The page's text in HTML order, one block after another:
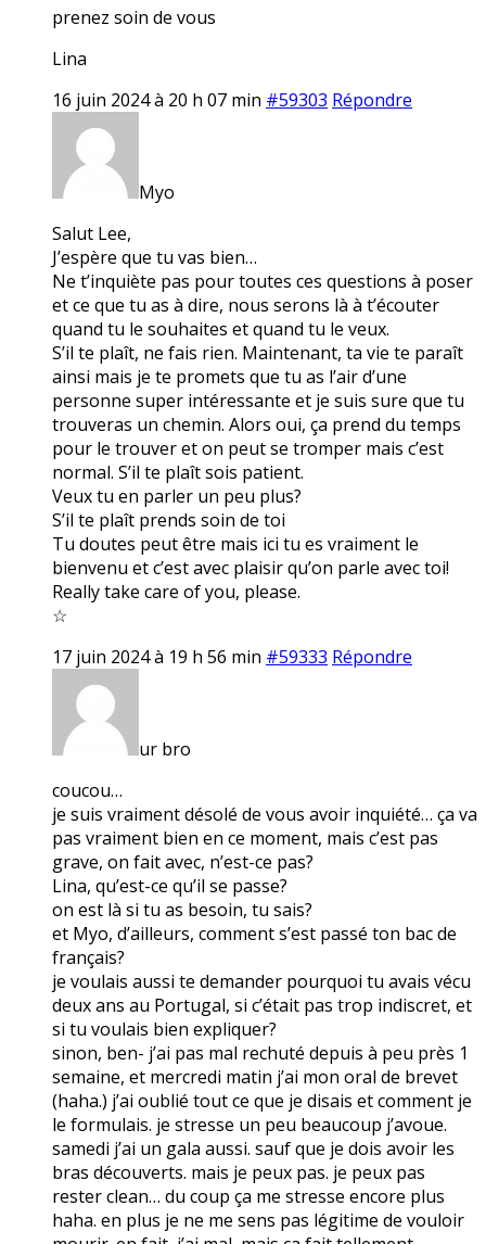
prenez soin de vous
Lina
16 juin 2024 à 20 h 07 min #59303 Répondre
Myo
Salut Lee,
J’espère que tu vas bien…
Ne t’inquiète pas pour toutes ces questions à poser
et ce que tu as à dire, nous serons là à t’écouter
quand tu le souhaites et quand tu le veux.
S’il te plaît, ne fais rien. Maintenant, ta vie te paraît
ainsi mais je te promets que tu as l’air d’une
personne super intéressante et je suis sure que tu
trouveras un chemin. Alors oui, ça prend du temps
pour le trouver et on peut se tromper mais c’est
normal. S’il te plaît sois patient.
Veux tu en parler un peu plus?
S’il te plaît prends soin de toi
Tu doutes peut être mais ici tu es vraiment le
bienvenu et c’est avec plaisir qu’on parle avec toi!
Really take care of you, please.
☆
17 juin 2024 à 19 h 56 min #59333 Répondre
ur bro
coucou…
je suis vraiment désolé de vous avoir inquiété… ça va
pas vraiment bien en ce moment, mais c’est pas
grave, on fait avec, n’est-ce pas?
Lina, qu’est-ce qu’il se passe?
on est là si tu as besoin, tu sais?
et Myo, d’ailleurs, comment s’est passé ton bac de
français?
je voulais aussi te demander pourquoi tu avais vécu
deux ans au Portugal, si c’était pas trop indiscret, et
si tu voulais bien expliquer?
sinon, ben- j’ai pas mal rechuté depuis à peu près 1
semaine, et mercredi matin j’ai mon oral de brevet
(haha.) j’ai oublié tout ce que je disais et comment je
le formulais. je stresse un peu beaucoup j’avoue.
samedi j’ai un gala aussi. sauf que je dois avoir les
bras découverts. mais je peux pas. je peux pas
rester clean… du coup ça me stresse encore plus
haha. en plus je ne me sens pas légitime de vouloir